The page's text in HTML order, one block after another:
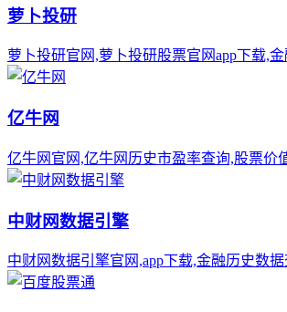
萝卜投研
萝卜投研官网,萝卜投研股票官网app下载,
亿牛网
亿牛网官网,亿牛网历史市盈率查询,股票价
中财网数据引擎
中财网数据引擎官网,app下载,金融历史数